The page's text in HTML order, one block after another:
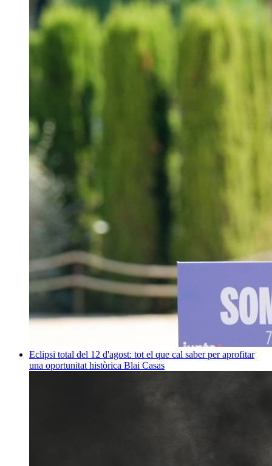
Eclipsi total del 12 d'agost: tot el que cal saber per aprofitar
una oportunitat històrica Blai Casas